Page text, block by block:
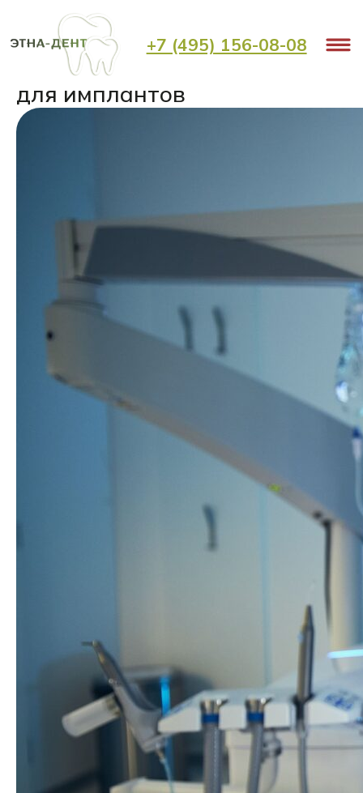
+7 (495) 156-08-08
Наращивание костной ткани
для имплантов